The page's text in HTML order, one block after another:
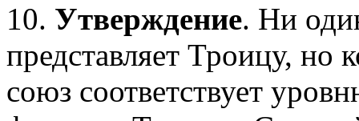
10. Утверждение. Ни
представляет Троицу, но
союз соответствует